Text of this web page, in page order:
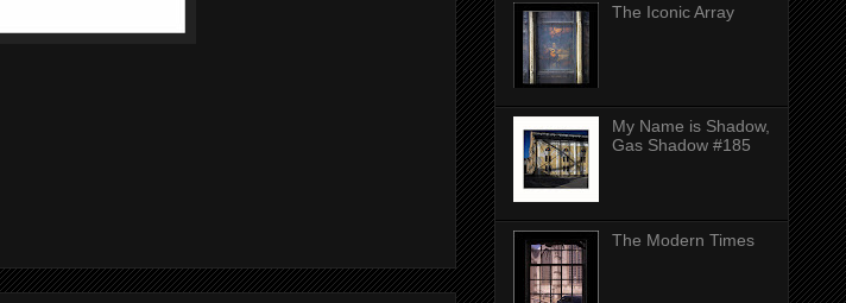
The Iconic Array
My Name is Shadow,
Gas Shadow #185
The Modern Times